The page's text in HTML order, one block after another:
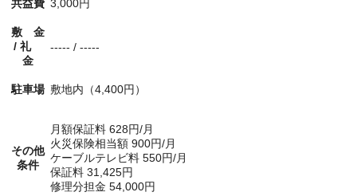
共益費 3,000円
敷 金
/ 礼
金
----- / -----
駐車場 敷地内 （4,400円）
その他
条件
月額保証料 628円/月
火災保険相当額 900円/月
ケーブルテレビ料 550円/月
保証料 31,425円
修理分担金 54,000円